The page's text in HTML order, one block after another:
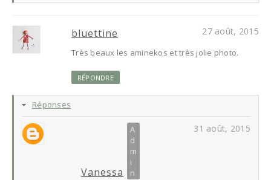
bluettine 27 août, 2015
Très beaux les aminekos et très jolie photo.
RÉPONDRE
Réponses
Vanessa
31 août, 2015